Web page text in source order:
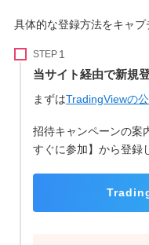
具体的な登録方法をキャプ
STEP
当サイト経由で新規
まずはTradingViewの
招待キャンペーンの案
すぐに参加】から登録